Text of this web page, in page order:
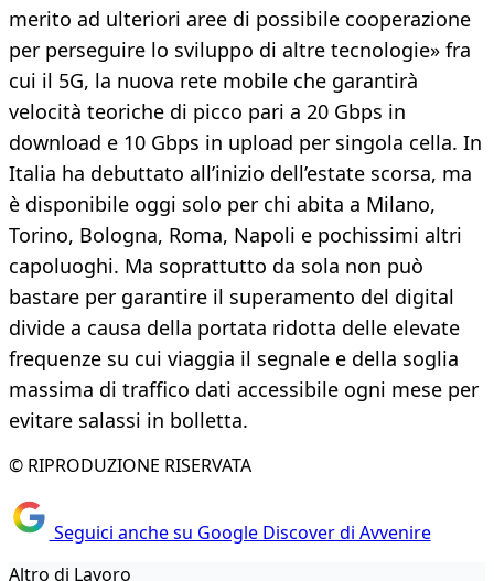
merito ad ulteriori aree di possibile cooperazione
per perseguire lo sviluppo di altre tecnologie» fra
cui il 5G, la nuova rete mobile che garantirà
velocità teoriche di picco pari a 20 Gbps in
download e 10 Gbps in upload per singola cella. In
Italia ha debuttato all’inizio dell’estate scorsa, ma
è disponibile oggi solo per chi abita a Milano,
Torino, Bologna, Roma, Napoli e pochissimi altri
capoluoghi. Ma soprattutto da sola non può
bastare per garantire il superamento del digital
divide a causa della portata ridotta delle elevate
frequenze su cui viaggia il segnale e della soglia
massima di traffico dati accessibile ogni mese per
evitare salassi in bolletta.
© RIPRODUZIONE RISERVATA
Seguici anche su Google Discover di Avvenire
Altro di Lavoro